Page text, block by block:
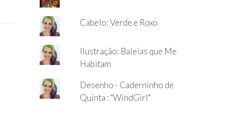
Cabelo: Verde e Roxo
Ilustração: Baleias que Me
Habitam
Desenho - Caderninho de
Quinta : "WindGirl"